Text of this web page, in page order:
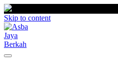
Skip to content